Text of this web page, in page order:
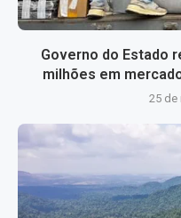
Governo do Estado
milhões em
25 de